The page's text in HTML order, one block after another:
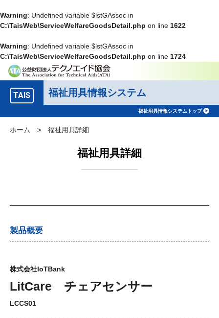
Warning: Undefined variable $lstGAssoc in
C:\TaisWeb\ServiceWelfareGoodsDetail.php on line 1622
Warning: Undefined variable $lstGAssoc in
C:\TaisWeb\ServiceWelfareGoodsDetail.php on line 1724
TAIS 福祉用具情報システム
福祉用具情報システムトップ
ホーム > 福祉用具詳細
福祉用具詳細
製品概要
株式会社IoTBank
LitCare チェアセンサー
LCCS01